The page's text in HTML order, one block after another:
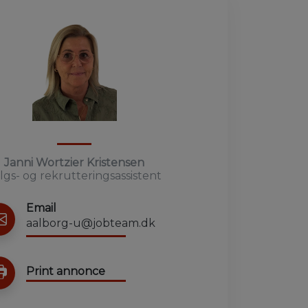
Janni Wortzier Kristensen
og rekrutteringsassistent
Email
aalborg-u@jobteam.dk
Print annonce